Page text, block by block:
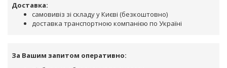
Доставка:
самовивіз зі складу у Києві (безкоштовно)
доставка транспортною компанією по Україні
За Вашим запитом оперативно: